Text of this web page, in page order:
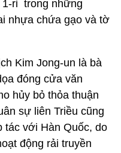
1-ri trong những
nhựa chứa gạo và tờ
Kim Jong-un là bà
đóng cửa văn
hủy bỏ thỏa thuận
sự liên Triều cũng
với Hàn Quốc, do
động rải truyền